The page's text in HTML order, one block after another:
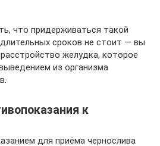
что придерживаться такой
сроков не стоит — вы
желудка, которое
из организма
к
для приёма чернослива